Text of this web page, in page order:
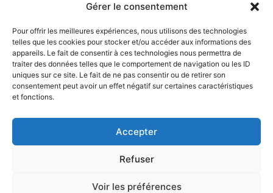
Gérer le consentement
Pour offrir les meilleures expériences, nous utilisons des technologies
telles que les cookies pour stocker et/ou accéder aux informations des
appareils. Le fait de consentir à ces technologies nous permettra de
traiter des données telles que le comportement de navigation ou les ID
uniques sur ce site. Le fait de ne pas consentir ou de retirer son
consentement peut avoir un effet négatif sur certaines caractéristiques
et fonctions.
Accepter
Refuser
Voir les préférences
Mentions légales
Conditions générales de ventes
Politique de confidentialité
Politique de cookies (UE)
HORAIRES VARIABLES SUIVANT LE POINT DE
DISTRIBUTION
PAIEMENT SÉCURISÉ